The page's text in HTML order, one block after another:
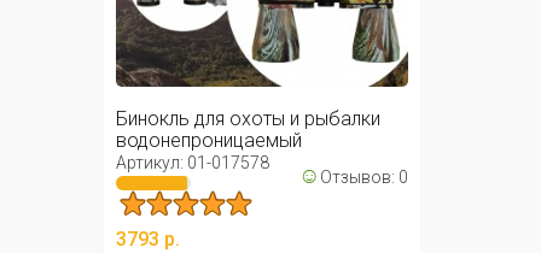
Бинокль для охоты и рыбалки
водонепроницаемый
30х50мм/ ...
Артикул: 01-017578 ☺ Отзывов: 0
3793 р.